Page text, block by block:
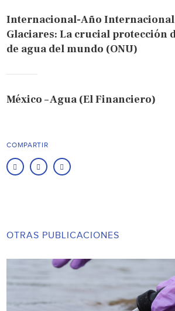
Internacional-Año Internacional
Glaciares: La crucial protección
de agua del mundo (ONU)
México – Agua (El Financiero)
COMPARTIR
OTRAS PUBLICACIONES